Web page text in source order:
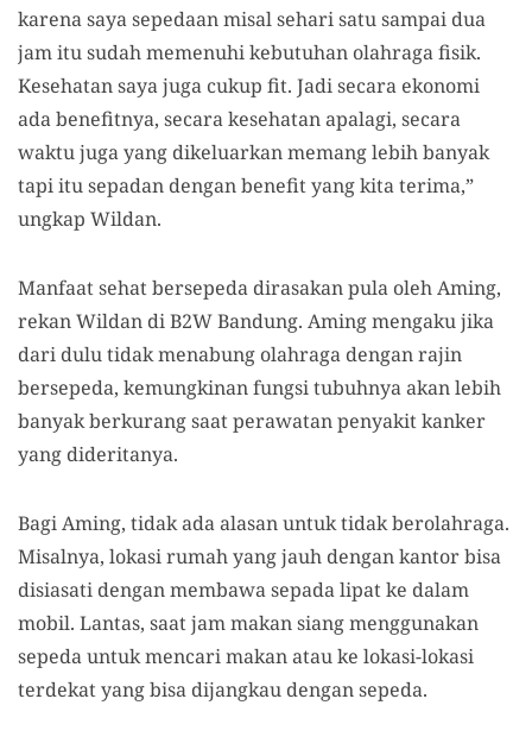
karena saya sepedaan misal sehari satu sampai dua
jam itu sudah memenuhi kebutuhan olahraga fisik.
Kesehatan saya juga cukup fit. Jadi secara ekonomi
ada benefitnya, secara kesehatan apalagi, secara
waktu juga yang dikeluarkan memang lebih banyak
tapi itu sepadan dengan benefit yang kita terima,”
ungkap Wildan.
Manfaat sehat bersepeda dirasakan pula oleh Aming,
rekan Wildan di B2W Bandung. Aming mengaku jika
dari dulu tidak menabung olahraga dengan rajin
bersepeda, kemungkinan fungsi tubuhnya akan lebih
banyak berkurang saat perawatan penyakit kanker
yang dideritanya.
Bagi Aming, tidak ada alasan untuk tidak berolahraga.
Misalnya, lokasi rumah yang jauh dengan kantor bisa
disiasati dengan membawa sepada lipat ke dalam
mobil. Lantas, saat jam makan siang menggunakan
sepeda untuk mencari makan atau ke lokasi-lokasi
terdekat yang bisa dijangkau dengan sepeda.